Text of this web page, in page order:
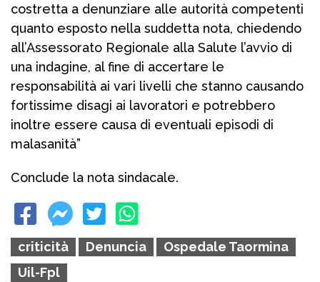
costretta a denunziare alle autorità competenti
quanto esposto nella suddetta nota, chiedendo
all’Assessorato Regionale alla Salute l’avvio di
una indagine, al fine di accertare le
responsabilità ai vari livelli che stanno causando
fortissime disagi ai lavoratori e potrebbero
inoltre essere causa di eventuali episodi di
malasanità”
Conclude la nota sindacale.
criticità Denuncia
Ospedale Taormina
Uil-Fpl